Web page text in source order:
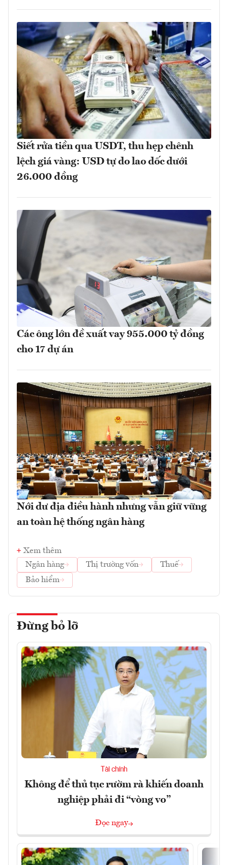
Siết rửa tiền qua USDT, thu hẹp chênh
lệch giá vàng: USD tự do lao dốc dưới
26.000 đồng
Các ông lớn đề xuất vay 955.000 tỷ đồng
cho 17 dự án
Nới dư địa điều hành nhưng vẫn giữ vững
an toàn hệ thống ngân hàng
Xem thêm
Ngân hàng
Thị trường vốn
Thuế
Bảo hiểm
Đừng bỏ lỡ
Tài chính
Không để thủ tục rườm rà khiến doanh
nghiệp phải đi “vòng vo”
Đọc ngay